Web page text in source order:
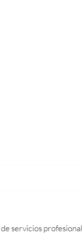
servicios